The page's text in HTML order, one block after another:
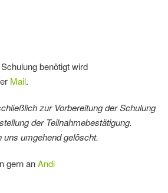
benötigt wird
Mail.
zur Vorbereitung der Schulung
der Teilnahmebestätigung.
umgehend gelöscht.
gern anAndi